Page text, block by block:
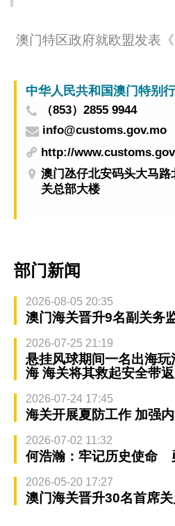
澳门特区政府就欧盟发表
中华人民共和国澳门特别
（853）2855 9944
info@customs.gov.mo
http://
澳门氹仔北安码头大马
关总部大楼
部门新闻
2026-08-05 20:35
澳门海关晋升9名副关务
2026-07-25 21:19
悬挂风球期间一名出海
海 海关将其救起安全带
2026-07-24 17:45
海关开展夏防工作 加强
2026-07-02 11:32
何浩瀚：牢记历史使命
2026-05-20 17:27
澳门海关晋升30名首席关